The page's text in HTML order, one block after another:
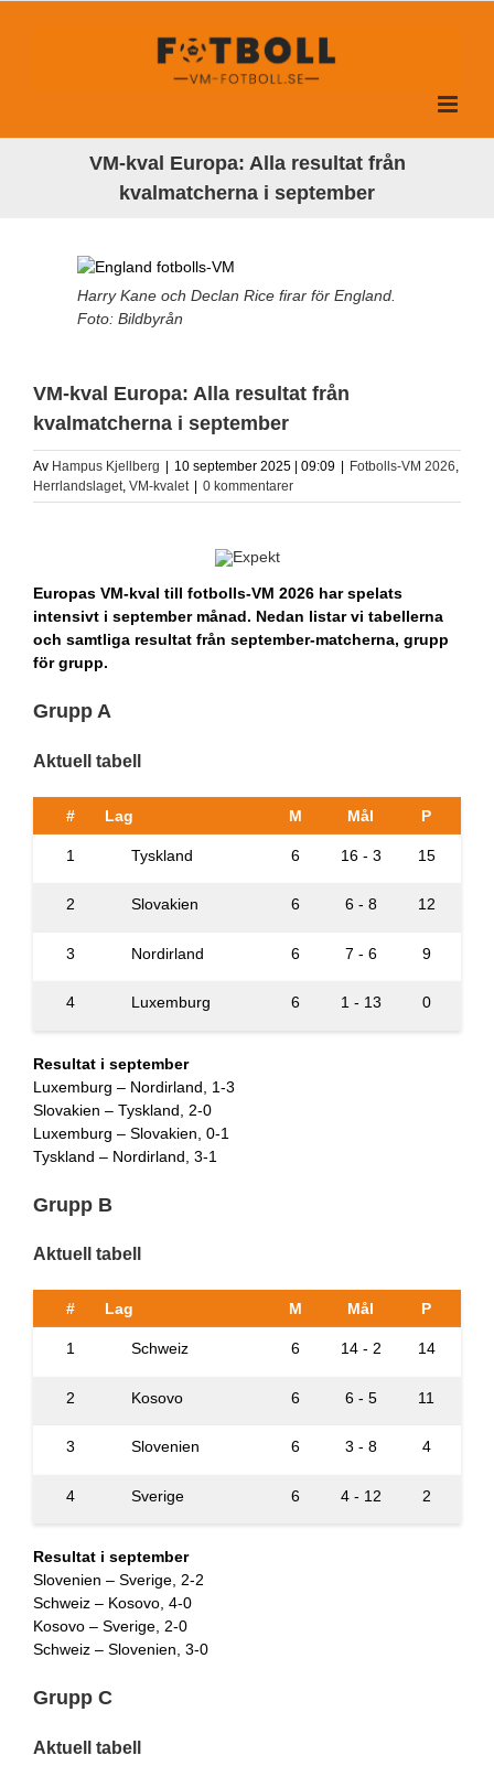
VM-kval Europa: Alla resultat från
kvalmatcherna i september
Harry Kane och Declan Rice firar för England.
Foto: Bildbyrån
VM-kval Europa: Alla resultat från
kvalmatcherna i september
Av Hampus Kjellberg | 10 september 2025 | 09:09 | Fotbolls-VM 2026,
Herrlandslaget, VM-kvalet | 0 kommentarer
Europas VM-kval till fotbolls-VM 2026 har spelats
intensivt i september månad. Nedan listar vi tabellerna
och samtliga resultat från september-matcherna, grupp
för grupp.
Grupp A
Aktuell tabell
# Lag M Mål P
1 Tyskland 6 16 - 3 15
2 Slovakien 6 6 - 8 12
3 Nordirland 6 7 - 6 9
4 Luxemburg 6 1 - 13 0
Resultat i september
Luxemburg – Nordirland, 1-3
Slovakien – Tyskland, 2-0
Luxemburg – Slovakien, 0-1
Tyskland – Nordirland, 3-1
Grupp B
Aktuell tabell
# Lag M Mål P
1 Schweiz 6 14 - 2 14
2 Kosovo 6 6 - 5 11
3 Slovenien 6 3 - 8 4
4 Sverige 6 4 - 12 2
Resultat i september
Slovenien – Sverige, 2-2
Schweiz – Kosovo, 4-0
Kosovo – Sverige, 2-0
Schweiz – Slovenien, 3-0
Grupp C
Aktuell tabell